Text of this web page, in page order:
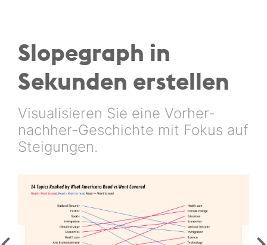
Slopegraph in
Sekunden erstellen
Visualisieren Sie eine Vorher-
nachher-Geschichte mit Fokus auf
Steigungen.